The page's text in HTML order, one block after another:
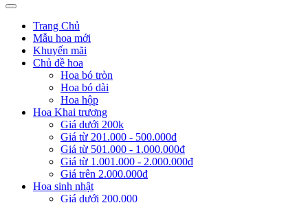
Trang Chủ
Mẫu hoa mới
Khuyến mãi
Chủ đề hoa
Hoa bó tròn
Hoa bó dài
Hoa hộp
Hoa Khai trương
Giá dưới 200k
Giá từ 201.000 - 500.000đ
Giá từ 501.000 - 1.000.000đ
Giá từ 1.001.000 - 2.000.000đ
Giá trên 2.000.000đ
Hoa sinh nhật
Giá dưới 200.000